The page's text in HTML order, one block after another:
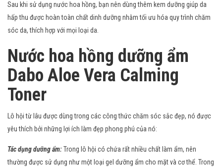
Sau khi sử dụng nước hoa hồng, bạn nên dùng thêm kem dưỡng giúp da
hấp thu được hoàn toàn chất dinh dưỡng nhằm tối ưu hóa quy trình chăm
sóc da, thích hợp với mọi loại da.
Nước hoa hồng dưỡng ẩm
Dabo Aloe Vera Calming
Toner
Lô hội từ lâu được dùng trong các công thức chăm sóc sắc đẹp, nó được
yêu thích bởi những lợi ích làm đẹp phong phú của nó:
Tác dụng dưỡng ẩm:Trong lô hội có chứa rất nhiều chất làm ẩm, nên
thường được sử dụng như một loại gel dưỡng ẩm cho mặt và cơ thể. Trong